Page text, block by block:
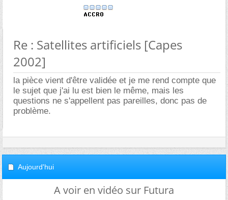
Re : Satellites artificiels [Capes
2002]
la pièce vient d'être validée et je me rend compte que
le sujet que j'ai lu est bien le même, mais les
questions ne s'appellent pas pareilles, donc pas de
problème.
Aujourd'hui
A voir en vidéo sur Futura